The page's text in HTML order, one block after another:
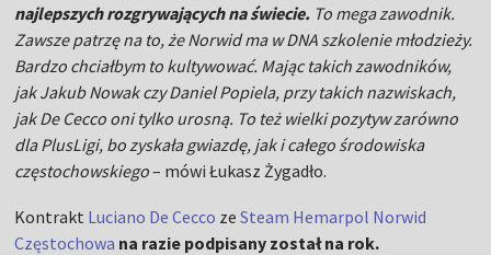
najlepszych rozgrywających na świecie. To mega zawodnik.
Zawsze patrzę na to, że Norwid ma w DNA szkolenie młodzieży.
Bardzo chciałbym to kultywować. Mając takich zawodników,
jak Jakub Nowak czy Daniel Popiela, przy takich nazwiskach,
jak De Cecco oni tylko urosną. To też wielki pozytyw zarówno
dla PlusLigi, bo zyskała gwiazdę, jak i całego środowiska
częstochowskiego– mówi Łukasz Żygadło.
Kontrakt Luciano De Cecco zeSteam Hemarpol Norwid
Częstochowa na razie podpisany został na rok.